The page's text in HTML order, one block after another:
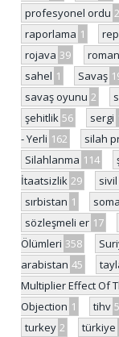
profesyonel ordu
raporlama 1
rojava 39
sahel 1 Savaş
savaş oyunu 2
şehitlik 56 sergi
- Yerli 162 silah
Silahlanma 114
İtaatsizlik 29
sırbistan 1
sözleşmeli er 17
Ölümleri 358
arabistan 45
Multiplier Effect Of
Objection 1 tihv 5
turkey 2 türkiye